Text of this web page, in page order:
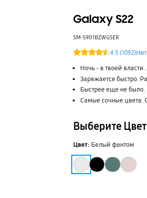
Galaxy S22
SM-S901BZWGSER
4.5 (1092)
Ночь - в твоей
Заряжается быстро.
Быстрее еще не
Самые сочные
Выберите Цвет
Цвет: Белый фантом